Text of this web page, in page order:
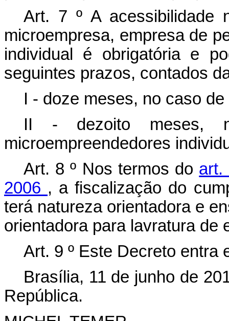
Art. 7º A acessibilidade
microempresa, empresa de
individual é obrigatória e
seguintes prazos, contados
I - doze meses, no caso
II - dezoito meses,
microempreendedores
Art. 8º Nos termos do art.
2006 , a fiscalização do
terá natureza orientadora e
orientadora para lavratura de
Art. 9 º Este Decreto entra
Brasília, 11 de junho de
República.